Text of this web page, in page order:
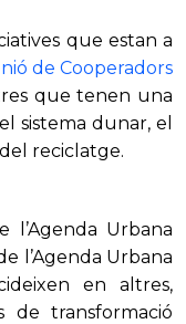
que estan a
de Cooperadors
que tenen una
sistema dunar, el
reciclatge.
l’Agenda Urbana
l’Agenda Urbana
en altres,
de transformació